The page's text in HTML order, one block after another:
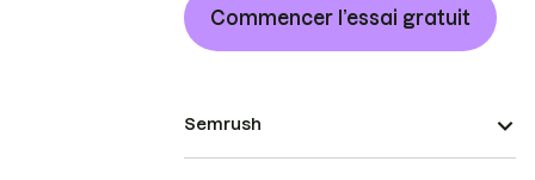
Commencer l’essai gratuit
Semrush